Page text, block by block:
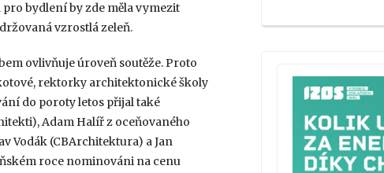
bydlení by zde měla vymezit
vzrostlá zeleň.
ovlivňuje úroveň soutěže. Proto
rektorky architektonické školy
do poroty letos přijal také
Adam Halíř z oceňovaného
Vodák (CBArchitektura) a Jan
roce nominováni na cenu